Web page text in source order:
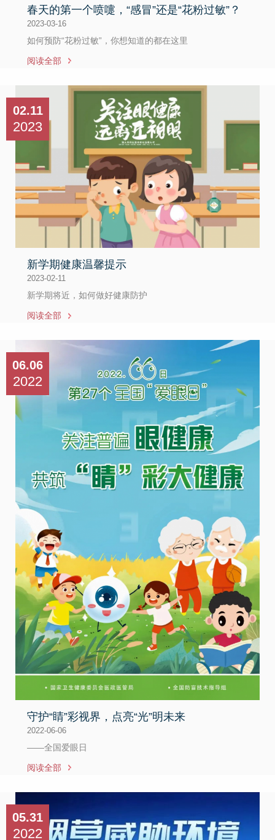
春天的第一个喷嚏，“感冒”还是“花粉过敏”？
2023-03-16
如何预防“花粉过敏”，你想知道的都在这里
阅读全部
02.11
2023
新学期健康温馨提示
2023-02-11
新学期将近，如何做好健康防护
阅读全部
06.06
2022
守护“睛”彩视界，点亮“光”明未来
2022-06-06
——全国爱眼日
阅读全部
05.31
2022